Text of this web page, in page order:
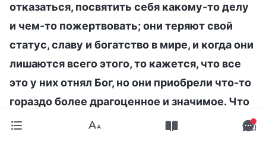
отказаться, посвятить себя какому-то делу
и чем-то пожертвовать; они теряют свой
статус, славу и богатство в мире, и когда они
лишаются всего этого, то кажется, что все
это у них отнял Бог, но они приобрели что-то
гораздо более драгоценное и значимое. Что
люди получили от Бога? Выполнив свой долг,